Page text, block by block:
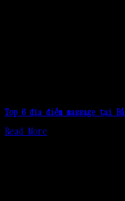
Top 6 địa điểm massage tại
Read More